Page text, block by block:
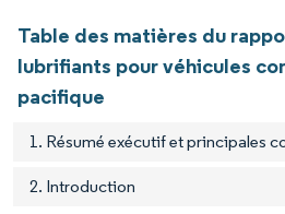
Table des matières du
lubrifiants pour véhicules
pacifique
1. Résumé exécutif et principales
2. Introduction